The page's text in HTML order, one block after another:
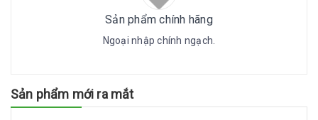
Sản phẩm chính hãng
Ngoại nhập chính ngạch.
Sản phẩm mới ra mắt